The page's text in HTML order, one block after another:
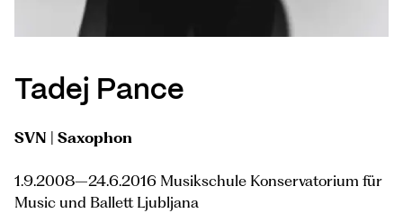
Tadej Pance
SVN | Saxophon
1.9.2008–24.6.2016 Musikschule Konservatorium für
Music und Ballett Ljubljana